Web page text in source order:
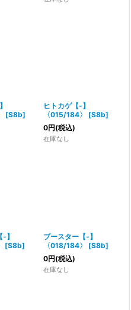
[S8b]
ヒトカゲ【-】
〈015/184〉
[S8b]
0円(税込)
在庫なし
】
[S8b]
ブースター【-】
〈018/184〉
[S8b]
0円(税込)
在庫なし